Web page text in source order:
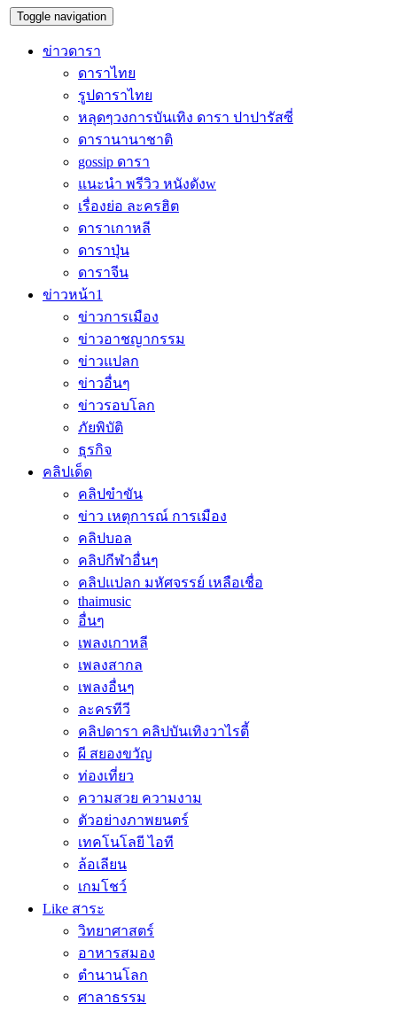
Toggle navigation
ข่าวดารา
ดาราไทย
รูปดาราไทย
หลุดๆวงการบันเทิง ดารา ปาปารัสซี่
ดารานานาชาติ
gossip ดารา
แนะนำ พรีวิว หนังดังw
เรื่องย่อ ละครฮิต
ดาราเกาหลี
ดาราปุ่น
ดาราจีน
ข่าวหน้า1
ข่าวการเมือง
ข่าวอาชญากรรม
ข่าวแปลก
ข่าวอื่นๆ
ข่าวรอบโลก
ภัยพิบัติ
ธุรกิจ
คลิปเด็ด
คลิปขำขัน
ข่าว เหตุการณ์ การเมือง
คลิปบอล
คลิปกีฬาอื่นๆ
คลิปแปลก มหัศจรรย์ เหลือเชื่อ
thaimusic
อื่นๆ
เพลงเกาหลี
เพลงสากล
เพลงอื่นๆ
ละครทีวี
คลิปดารา คลิปบันเทิงวาไรตี้
ผี สยองขวัญ
ท่องเที่ยว
ความสวย ความงาม
ตัวอย่างภาพยนตร์
เทคโนโลยี ไอที
ล้อเลียน
เกมโชว์
Like สาระ
วิทยาศาสตร์
อาหารสมอง
ตำนานโลก
ศาลาธรรม